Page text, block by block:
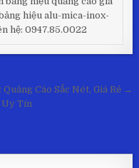
hiệu alu-mica-inox-
hệ: 0947.85.0022
Cáo Sắc Nét, Giá Rẻ →
Uy Tín